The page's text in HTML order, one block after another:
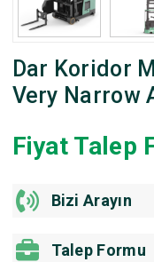
Dar Koridor
Very Narrow
Fiyat Talep
Bizi Arayın
Talep Formu